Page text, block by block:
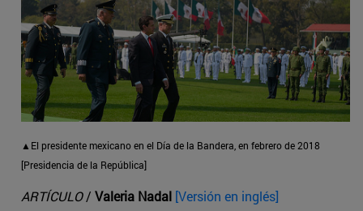
▲El presidente mexicano en el Día de la Bandera, en febrero de 2018
[Presidencia de la República]
ARTÍCULO/ Valeria Nadal [Versión en inglés]